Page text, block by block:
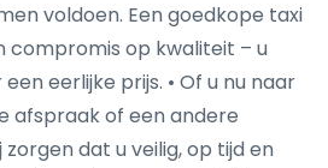
voldoen. Een goedkope taxi
compromis op kwaliteit – u
eerlijke prijs. • Of u nu naar
afspraak of een andere
dat u veilig, op tijd en